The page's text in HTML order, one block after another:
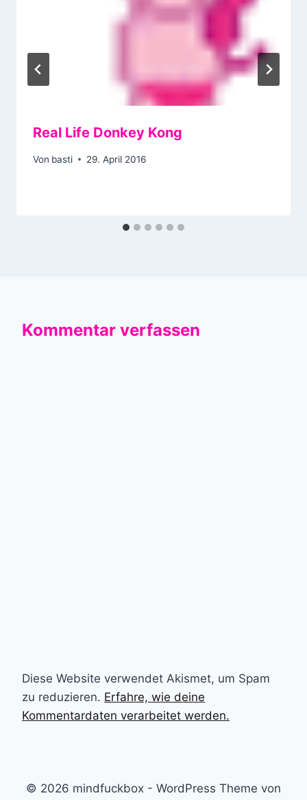
Real Life Donkey Kong
Von basti 29. April 2016
Kommentar verfassen
Diese Website verwendet Akismet, um Spam
zu reduzieren. Erfahre, wie deine
Kommentardaten verarbeitet werden.
© 2026 mindfuckbox - WordPress Theme von